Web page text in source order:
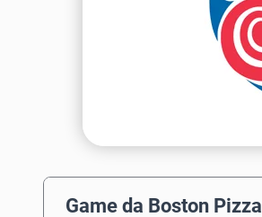
Game da Boston Pizza